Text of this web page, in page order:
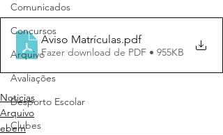
Comunicados
Concursos
Arquivo
Avaliações
Desporto Escolar
Clubes
Aviso Matrículas.pdf
Fazer download de PDF • 955KB
Noticias
Arquivo
ebem